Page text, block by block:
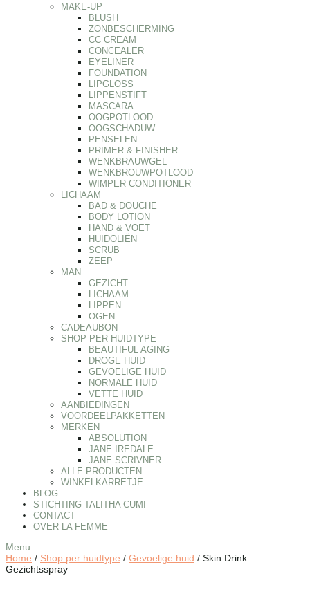
MAKE-UP
BLUSH
ZONBESCHERMING
CC CREAM
CONCEALER
EYELINER
FOUNDATION
LIPGLOSS
LIPPENSTIFT
MASCARA
OOGPOTLOOD
OOGSCHADUW
PENSELEN
PRIMER & FINISHER
WENKBRAUWGEL
WENKBROUWPOTLOOD
WIMPER CONDITIONER
LICHAAM
BAD & DOUCHE
BODY LOTION
HAND & VOET
HUIDOLIËN
SCRUB
ZEEP
MAN
GEZICHT
LICHAAM
LIPPEN
OGEN
CADEAUBON
SHOP PER HUIDTYPE
BEAUTIFUL AGING
DROGE HUID
GEVOELIGE HUID
NORMALE HUID
VETTE HUID
AANBIEDINGEN
VOORDEELPAKKETTEN
MERKEN
ABSOLUTION
JANE IREDALE
JANE SCRIVNER
ALLE PRODUCTEN
WINKELKARRETJE
BLOG
STICHTING TALITHA CUMI
CONTACT
OVER LA FEMME
Menu
Home / Shop per huidtype / Gevoelige huid / Skin Drink
Gezichtsspray